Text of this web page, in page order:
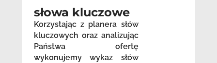
słowa kluczowe
Korzystając z planera słów
kluczowych oraz analizując
Państwa ofertę
wykonujemy wykaz słów